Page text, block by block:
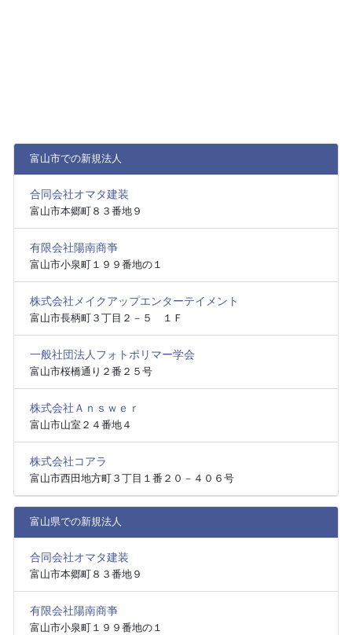
富山市での新規法人
合同会社オマタ建装
富山市本郷町８３番地９
有限会社陽南商亊
富山市小泉町１９９番地の１
株式会社メイクアップエンターテイメント
富山市長柄町３丁目２－５ １Ｆ
一般社団法人フォトポリマー学会
富山市桜橋通り２番２５号
株式会社Ａｎｓｗｅｒ
富山市山室２４番地４
株式会社コアラ
富山市西田地方町３丁目１番２０－４０６号
富山県での新規法人
合同会社オマタ建装
富山市本郷町８３番地９
有限会社陽南商亊
富山市小泉町１９９番地の１